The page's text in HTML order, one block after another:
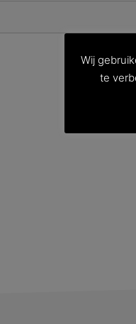
Wij
te